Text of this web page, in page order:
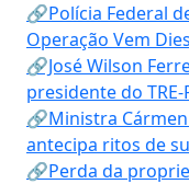
🔗Polícia Federal
Operação Vem
🔗José Wilson
presidente do TRE-
🔗Ministra Cármen
antecipa ritos de
🔗Perda da